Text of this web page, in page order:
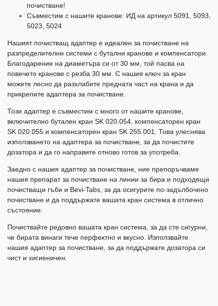
почистване!
Съвместим с нашите кранове: ИД на артикул 5091, 5093,
5023, 5024
Нашият почистващ адаптер е идеален за почистване на
разпределителни системи с бутални кранове и компенсатори.
Благодарение на диаметъра си от 30 мм, той пасва на
повечето кранове с резба 30 мм. С нашия ключ за кран
можете лесно да разхлабите предната част на крана и да
прикрепите адаптера за почистване.
Този адаптер е съвместим с много от нашите кранове,
включително бутален кран SK 020.054, компенсаторен кран
SK 020.055 и компенсаторен кран SK 255.001. Това улеснява
използването на адаптера за почистване, за да почистите
дозатора и да го направите отново готов за употреба.
Заедно с нашия адаптер за почистване, ние препоръчваме
нашия препарат за почистване на линии за бира и подходящи
почистващи гъби и Bevi-Tabs, за да осигурите по-задълбочено
почистване и да поддържате вашата кран система в отлично
състояние.
Почиствайте редовно вашата кран система, за да сте сигурни,
че бирата винаги тече перфектно и вкусно. Използвайте
нашия адаптер за почистване, за да поддържате дозатора си
чист и хигиеничен.